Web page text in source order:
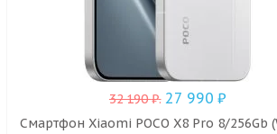
32 190₽. 27 990₽
Смартфон Xiaomi POCO X8 Pro 8/256Gb